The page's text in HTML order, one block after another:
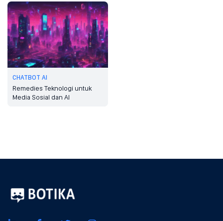
CHATBOT AI
Remedies Teknologi untuk
Media Sosial dan AI